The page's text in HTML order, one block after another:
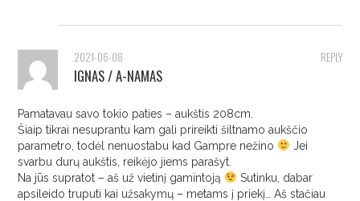
REPLY
2021-06-08
IGNAS / A-NAMAS
Pamatavau savo tokio paties – aukštis 208cm.
Šiaip tikrai nesuprantu kam gali prireikti šiltnamo aukščio
parametro, todėl nenuostabu kad Gampre nežino
Jei
svarbu durų aukštis, reikėjo jiems parašyt.
Na jūs supratot – aš už vietinį gamintoją
Sutinku, dabar
apsileido truputi kai užsakymų – metams į priekį… Aš stačiau